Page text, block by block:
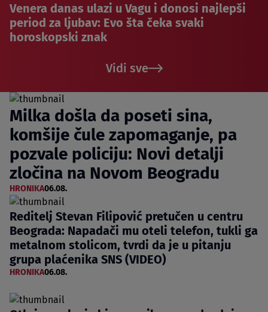
Venera danas ulazi u Vagu i donosi najlepši
period za ljubav: Evo šta čeka svaki
horoskopski znak
Vidi sve
Milka došla da poseti sina,
komšije čule zapomaganje, pa
pozvale policiju: Novi detalji
zločina na Novom Beogradu
HRONIKA06.08.
Reditelj Stevan Filipović pretučen u centru
Beograda: Napadači mu oteli telefon, tukli ga
metalnom stolicom, tvrdi da je u pitanju
grupa plaćenika SNS (VIDEO)
HRONIKA06.08.